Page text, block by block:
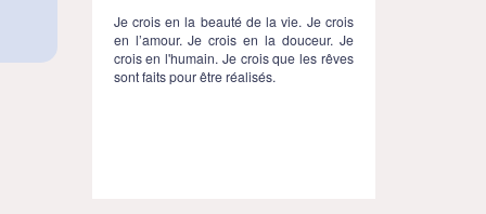
Je crois en la beauté de la vie. Je crois
en l’amour. Je crois en la douceur. Je
crois en l'humain. Je crois que les rêves
sont faits pour être réalisés.